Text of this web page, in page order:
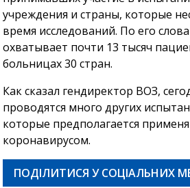
учреждения и страны, которые
время исследований. По его
охватывает почти 13 тысяч
больницах 30 стран.
Как сказал гендиректор ВОЗ,
проводятся много других
которые предполагается
коронавирусом.
ПОДІЛИТИСЯ У СОЦІАЛЬНИХ